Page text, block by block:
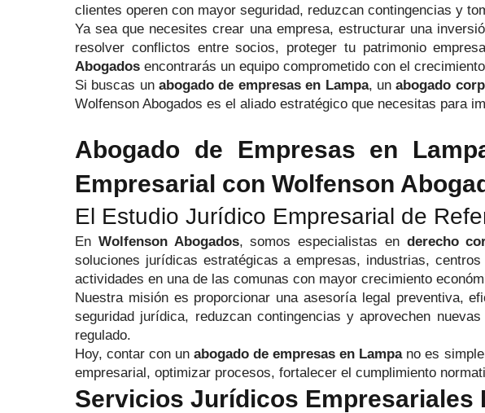
clientes operen con mayor seguridad, reduzcan contingencias y
Ya sea que necesites crear una empresa, estructurar una
resolver conflictos entre socios, proteger tu patrimonio
Abogados encontrarás un equipo comprometido con el
Si buscas unabogado de empresas en Lampa, unabogado
Wolfenson Abogados es el aliado estratégico que necesitas para
Abogado de Empresas en
Empresarial con Wolfenson
El Estudio Jurídico Empresarial de
En Wolfenson Abogados, somos especialistas en derecho
soluciones jurídicas estratégicas a empresas, industrias,
actividades en una de las comunas con mayor crecimiento
Nuestra misión es proporcionar una asesoría legal preventiva,
seguridad jurídica, reduzcan contingencias y aprovechen
regulado.
Hoy, contar con unabogado de empresas en Lampano es
empresarial, optimizar procesos, fortalecer el cumplimiento
Servicios Jurídicos Empresariales